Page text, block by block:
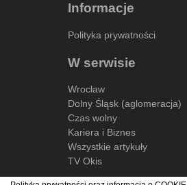
Informacje
Polityka prywatności
W serwisie
Wrocław
Dolny Śląsk (aglomeracja)
Czas wolny
Kariera i Biznes
Wszystkie artykuły
TV Okis